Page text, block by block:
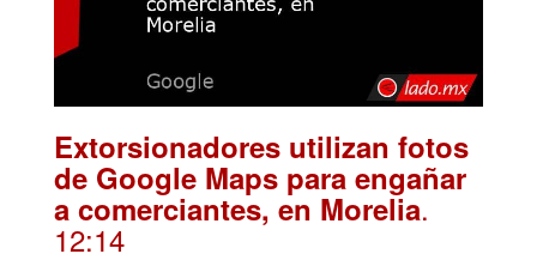
Extorsionadores utilizan fotos
de Google Maps para engañar
a comerciantes, en Morelia.
12:14